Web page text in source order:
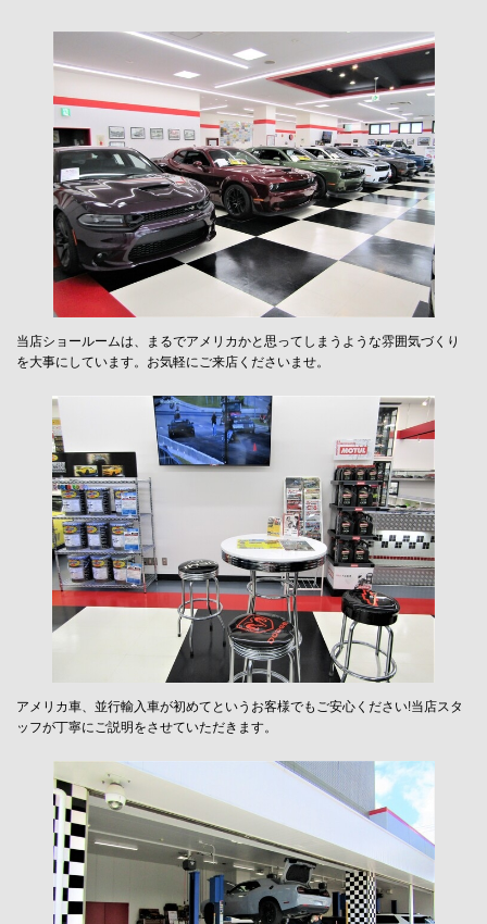
当店ショールームは、まるでアメリカかと思ってしまうような雰囲気づくり
を大事にしています。お気軽にご来店くださいませ。
アメリカ車、並行輸入車が初めてというお客様でもご安心ください!当店スタ
ッフが丁寧にご説明をさせていただきます。